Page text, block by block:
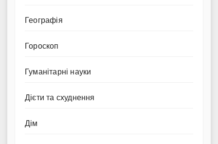
Географія
Гороскоп
Гуманітарні науки
Дієти та схуднення
Дім